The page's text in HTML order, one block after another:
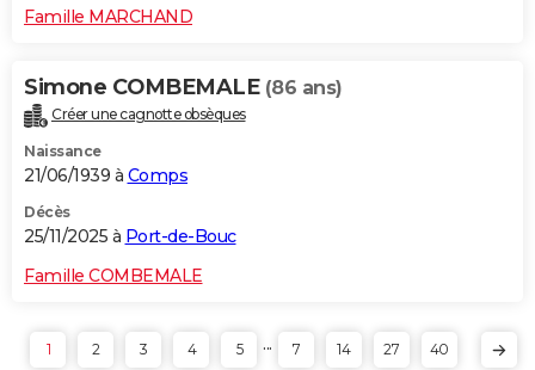
Famille MARCHAND
Simone COMBEMALE (86 ans)
Créer une cagnotte obsèques
Naissance
21/06/1939 à Comps
Décès
25/11/2025 à Port-de-Bouc
Famille COMBEMALE
1 2 3 4 5 ... 7 14 27 40